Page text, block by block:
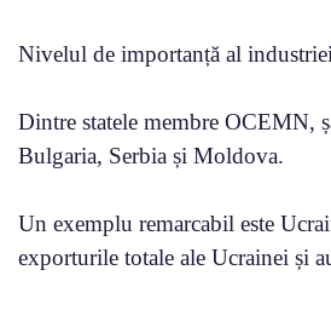
Nivelul de importanță al
Dintre statele membre OCEMN,
Bulgaria, Serbia și Moldova.
Un exemplu remarcabil este
exporturile totale ale Ucrainei și